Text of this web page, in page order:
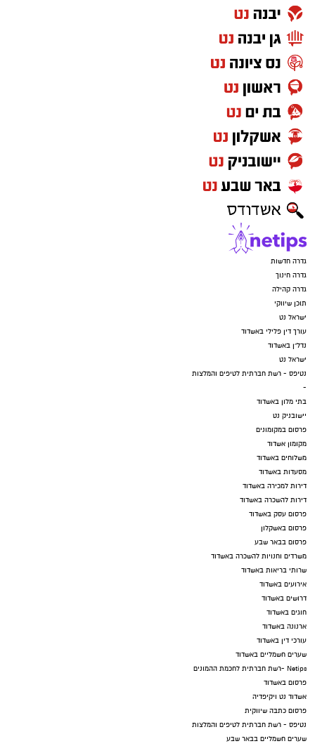
גדרה חדשות
גדרה חינוך
גדרה קהילה
תוכן שיווקי
ישראל נט
עורך דין פלילי באשדוד
נדל"ן באשדוד
ישראל נט
נטיפס - רשת חברתית לטיפים והמלצות
-
בתי מלון באשדוד
יישובניק נט
פרסום במקומונים
מקומון אשדוד
משלוחים באשדוד
מסעדות באשדוד
דירות למכירה באשדוד
דירות להשכרה באשדוד
פרסום עסק באשדוד
פרסום באשקלון
פרסום בבאר שבע
משרדים וחנויות להשכרה באשדוד
שרותי בריאות באשדוד
אירועים באשדוד
דרושים באשדוד
חוגים באשדוד
ארנונה באשדוד
עורכי דין באשדוד
שערים חשמליים באשדוד
Netips -רשת חברתית לחכמת ההמונים
פרסום באשדוד
אשדוד נט ויקיפדיה
פרסום כתבה שיווקית
נטיפס - רשת חברתית לטיפים והמלצות
שערים חשמליים בבאר שבע